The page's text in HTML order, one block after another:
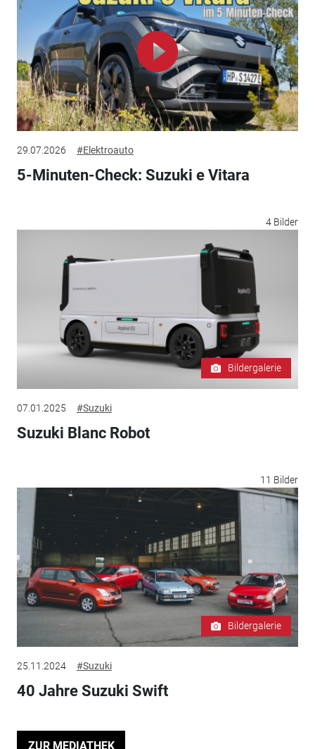
29.07.2026 #Elektroauto
5-Minuten-Check: Suzuki e Vitara
4 Bilder
Bildergalerie
07.01.2025 #Suzuki
Suzuki Blanc Robot
11 Bilder
Bildergalerie
25.11.2024 #Suzuki
40 Jahre Suzuki Swift
ZUR MEDIATHEK